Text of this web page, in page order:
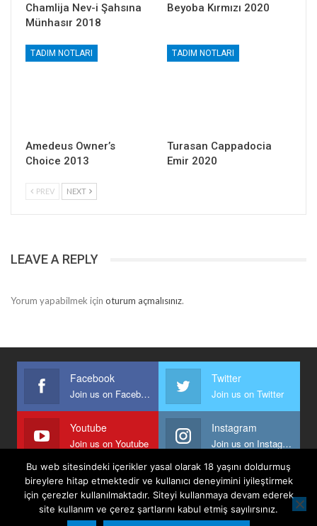
Chamlija Nev-i Şahsına
Münhasır 2018
Beyoba Kırmızı 2020
TADIM NOTLARI
Amedeus Owner’s
Choice 2013
TADIM NOTLARI
Turasan Cappadocia
Emir 2020
PREV NEXT
LEAVE A REPLY
Yorum yapabilmek için oturum açmalısınız.
Facebook
Join us on Facebook
Twitter
Join us on Twitter
Youtube
Join us on Youtube
Instagram
Join us on Instagram
Anasayfa Keyfi Yazanlar İletişim
Şartlar Ve Koşullar
Bu web sitesindeki içerikler yasal olarak 18 yaşını doldurmuş
bireylere hitap etmektedir ve kullanıcı deneyimini iyileştirmek
için çerezler kullanılmaktadır. Siteyi kullanmaya devam ederek
site kullanım ve çerez şartlarını kabul etmiş sayılırsınız.